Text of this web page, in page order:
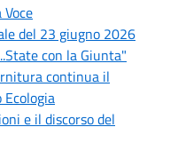
del 23 giugno 2026
con la Giunta"
continua il
e il discorso del